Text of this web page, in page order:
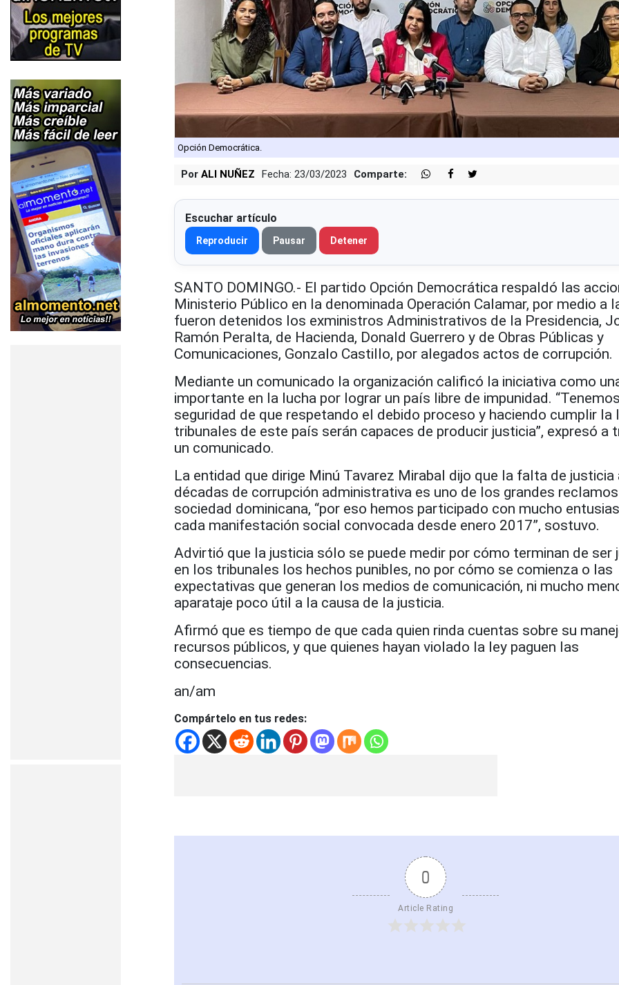
Opción Democrática.
Por ALI NUÑEZ Fecha: 23/03/2023 Comparte:
Escuchar artículo
Reproducir Pausar Detener
SANTO DOMINGO.- El partido Opción Democrática respaldó las
Ministerio Público en la denominada Operación Calamar, por medio a
fueron detenidos los exministros Administrativos de la Presidencia,
Ramón Peralta, de Hacienda, Donald Guerrero y de Obras Públicas y
Comunicaciones, Gonzalo Castillo, por alegados actos de corrupción.
Mediante un comunicado la organización calificó la iniciativa como
importante en la lucha por lograr un país libre de impunidad.
seguridad de que respetando el debido proceso y haciendo cumplir la
tribunales de este país serán capaces de producir justicia”, expresó a
un comunicado.
La entidad que dirige Minú Tavarez Mirabal dijo que la falta de justicia
décadas de corrupción administrativa es uno de los grandes
sociedad dominicana, “por eso hemos participado con mucho
cada manifestación social convocada desde enero 2017”, sostuvo.
Advirtió que la justicia sólo se puede medir por cómo terminan de ser
en los tribunales los hechos punibles, no por cómo se comienza o las
expectativas que generan los medios de comunicación, ni mucho
aparataje poco útil a la causa de la justicia.
Afirmó que es tiempo de que cada quien rinda cuentas sobre su
recursos públicos, y que quienes hayan violado la ley paguen las
consecuencias.
an/am
Compártelo en tus redes:
0
Article Rating